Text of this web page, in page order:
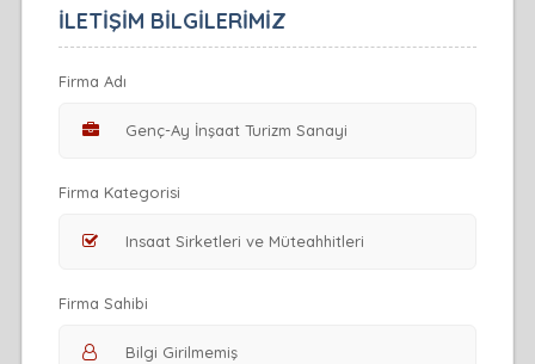
İLETİŞİM BİLGİLERİMİZ
Firma Adı
Firma Kategorisi
Firma Sahibi